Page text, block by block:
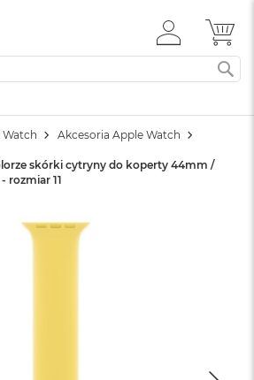
ZALOGUJ
SIĘ
Watch
Akcesoria Apple Watch
skórki cytryny do koperty 44mm /
rozmiar 11